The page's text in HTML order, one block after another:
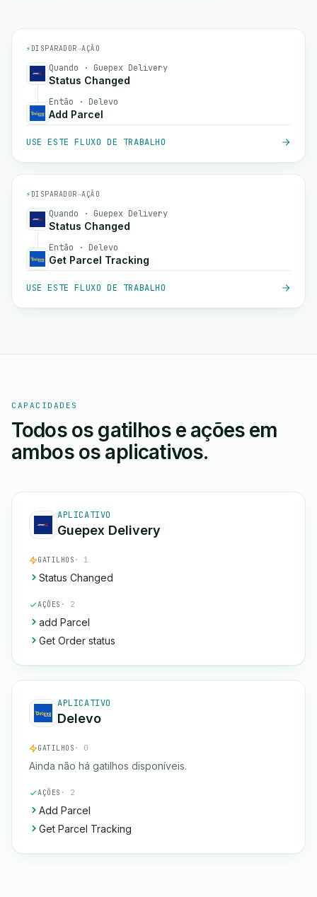
⚡ DISPARADOR→AÇÃO
Quando · Guepex Delivery
Status Changed
Então · Delevo
Add Parcel
USE ESTE FLUXO DE TRABALHO
⚡ DISPARADOR→AÇÃO
Quando · Guepex Delivery
Status Changed
Então · Delevo
Get Parcel Tracking
USE ESTE FLUXO DE TRABALHO
CAPACIDADES
Todos os gatilhos e ações em
ambos os aplicativos.
APLICATIVO
Guepex Delivery
GATILHOS · 1
Status Changed
AÇÕES · 2
add Parcel
Get Order status
APLICATIVO
Delevo
GATILHOS · 0
Ainda não há gatilhos disponíveis.
AÇÕES · 2
Add Parcel
Get Parcel Tracking